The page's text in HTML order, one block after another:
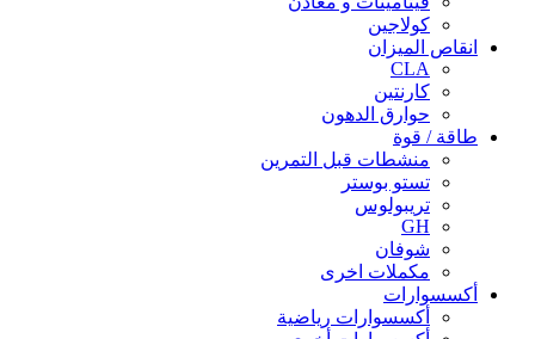
كولاجين
انقاص الميزان
CLA
كارنتين
حوارق الدهون
طاقة / قوة
منشطات قبل التمرين
تستو بوستر
تريبولوس
GH
شوفان
مكملات اخرى
أكسسوارات
أكسسوارات رياضية